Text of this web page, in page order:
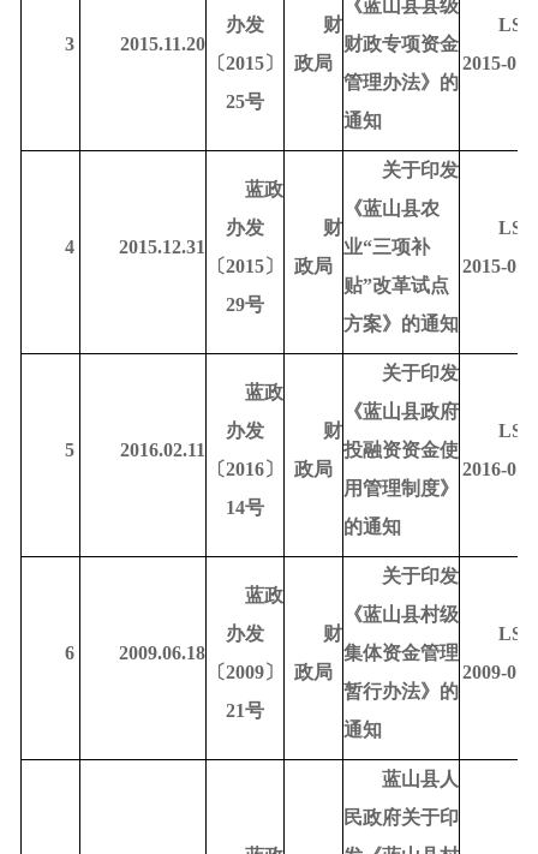
3 2015.11.20
办发
〔2015〕
25号
财
政局
《蓝山县县级
财政专项资金
管理办法》的
通知
2015-
4 2015.12.31
蓝政
办发
〔2015〕
29号
财
政局
关于印发
《蓝山县农
业“三项补
贴”改革试点
方案》的通知
2015-
5 2016.02.11
蓝政
办发
〔2016〕
14号
财
政局
关于印发
《蓝山县政府
投融资资金使
用管理制度》
的通知
2016-
6 2009.06.18
蓝政
办发
〔2009〕
21号
财
政局
关于印发
《蓝山县村级
集体资金管理
暂行办法》的
通知
2009-
蓝山县人
民政府关于印